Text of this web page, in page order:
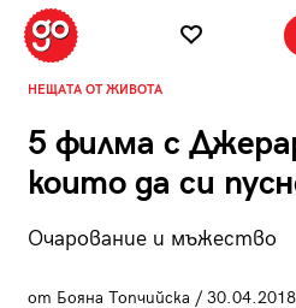
НЕЩАТА ОТ ЖИВОТА
5 филма с
които да си
Очарование и мъжество
от Бояна Топчийска / 30.04.2018